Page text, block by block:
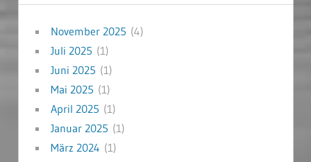
November 2025 (4)
Juli 2025 (1)
Juni 2025 (1)
Mai 2025 (1)
April 2025 (1)
Januar 2025 (1)
März 2024 (1)